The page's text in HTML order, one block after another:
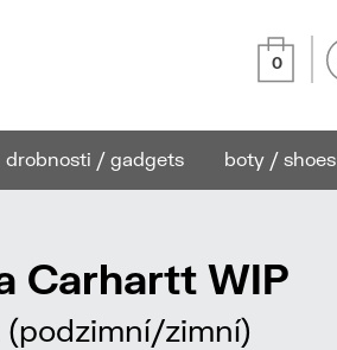
0
drobnosti / gadgets boty / shoes
Carhartt WIP
zimní)